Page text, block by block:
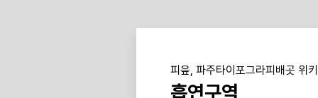
피읖, 파주타이포그라피배곳 위키
흡연구역